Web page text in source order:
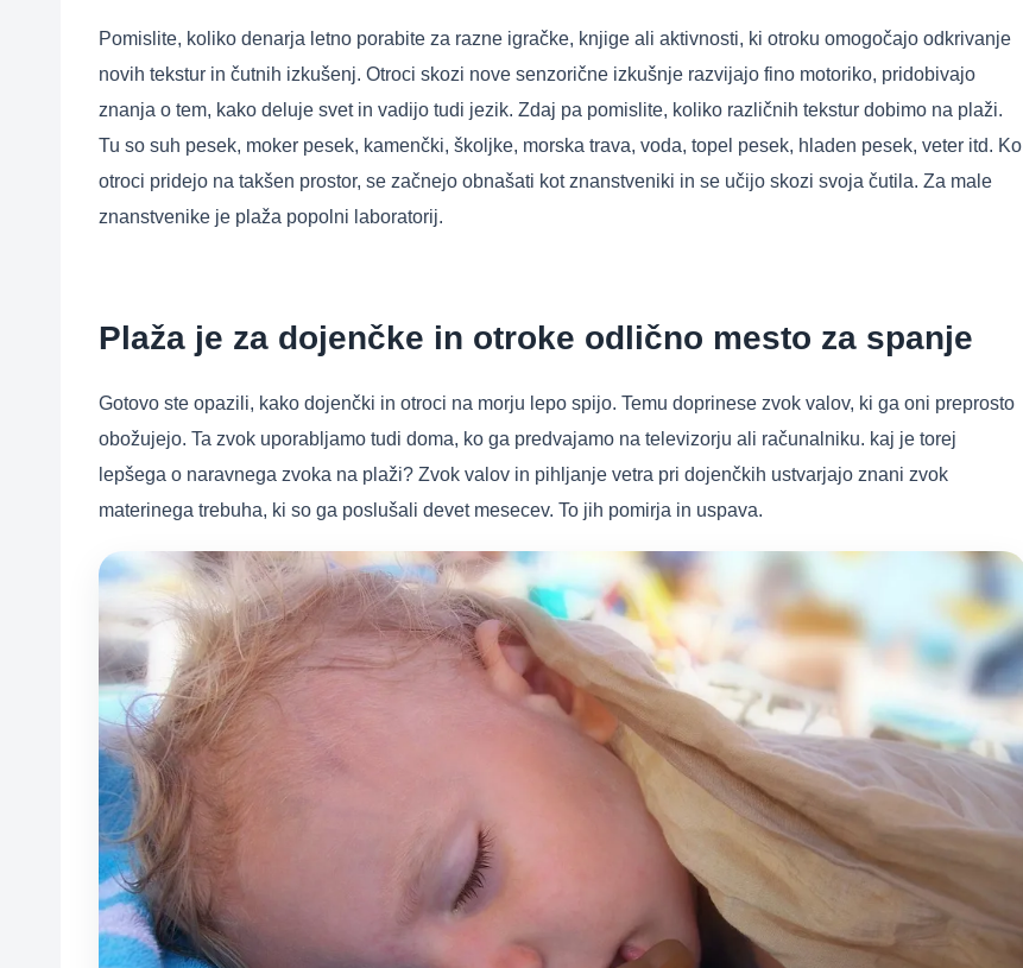
Pomislite, koliko denarja letno porabite za razne igračke, knjige ali aktivnosti, ki otroku omogočajo odkrivanje
novih tekstur in čutnih izkušenj. Otroci skozi nove senzorične izkušnje razvijajo fino motoriko, pridobivajo
znanja o tem, kako deluje svet in vadijo tudi jezik. Zdaj pa pomislite, koliko različnih tekstur dobimo na plaži.
Tu so suh pesek, moker pesek, kamenčki, školjke, morska trava, voda, topel pesek, hladen pesek, veter itd. Ko
otroci pridejo na takšen prostor, se začnejo obnašati kot znanstveniki in se učijo skozi svoja čutila. Za male
znanstvenike je plaža popolni laboratorij.
Plaža je za dojenčke in otroke odlično mesto za spanje
Gotovo ste opazili, kako dojenčki in otroci na morju lepo spijo. Temu doprinese zvok valov, ki ga oni preprosto
obožujejo. Ta zvok uporabljamo tudi doma, ko ga predvajamo na televizorju ali računalniku. kaj je torej
lepšega o naravnega zvoka na plaži? Zvok valov in pihljanje vetra pri dojenčkih ustvarjajo znani zvok
materinega trebuha, ki so ga poslušali devet mesecev. To jih pomirja in uspava.